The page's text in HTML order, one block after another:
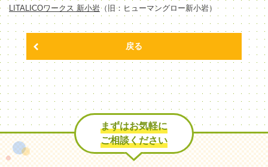
LITALICOワークス 新小岩（旧：ヒューマングロー新小岩）
戻る
まずはお気軽に
ご相談ください